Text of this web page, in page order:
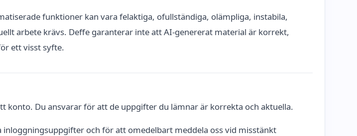
funktioner kan vara felaktiga, ofullständiga, olämpliga, instabila,
arbete krävs. Deffe garanterar inte att AI-genererat material är korrekt,
ett visst syfte.
konto. Du ansvarar för att de uppgifter du lämnar är korrekta och aktuella.
och för att omedelbart meddela oss vid misstänkt